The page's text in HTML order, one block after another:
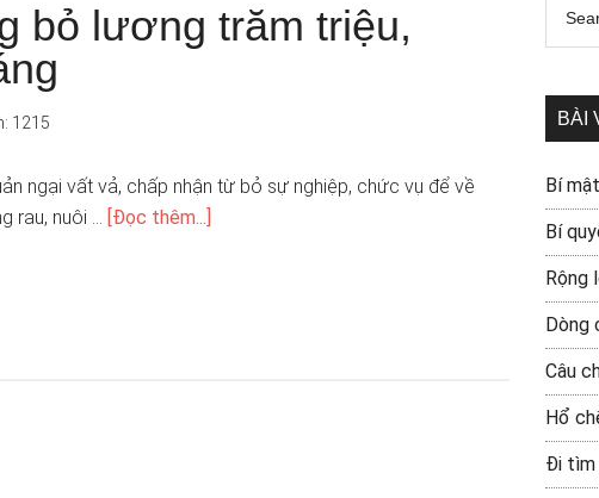
bỏ lương trăm triệu,
1215
ngại vất vả, chấp nhận từ bỏ sự nghiệp, chức vụ để về
rau, nuôi … [Đọc thêm...]
BÀI
Bí
Bí
Rộng
Dòng
Câu
Hổ
Đi tìm